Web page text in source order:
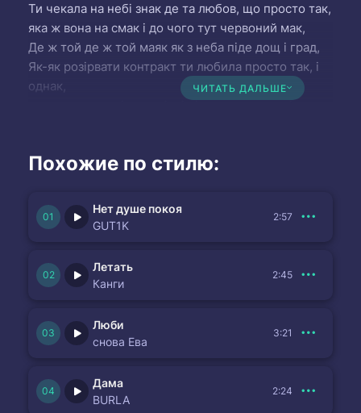
Ти чекала на небі знак де та любов, що просто так,
яка ж вона на смак і до чого тут червоний мак,
Де ж той де ж той маяк як з неба піде дощ і град,
Як-як розірвати контракт ти любила просто так, і
однак,
поглянь: сонце іде за північ і ти знов зрозумієш,
ЧИТАТЬ ДАЛЬШЕ
Похожие по стилю:
Нет душе покоя
GUT1K
2:57
Летать
Канги
2:45
Люби
снова Ева
3:21
Дама
BURLA
2:24